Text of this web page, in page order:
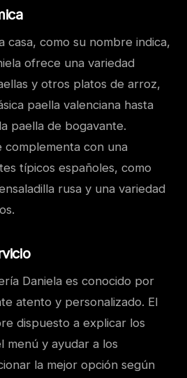
casa, como su nombre indica,
ofrece una variedad
y otros platos de arroz,
paella valenciana hasta
paella de bogavante.
complementa con una
típicos españoles, como
rusa y una variedad
Daniela es conocido por
atento y personalizado. El
dispuesto a explicar los
menú y ayudar a los
la mejor opción según